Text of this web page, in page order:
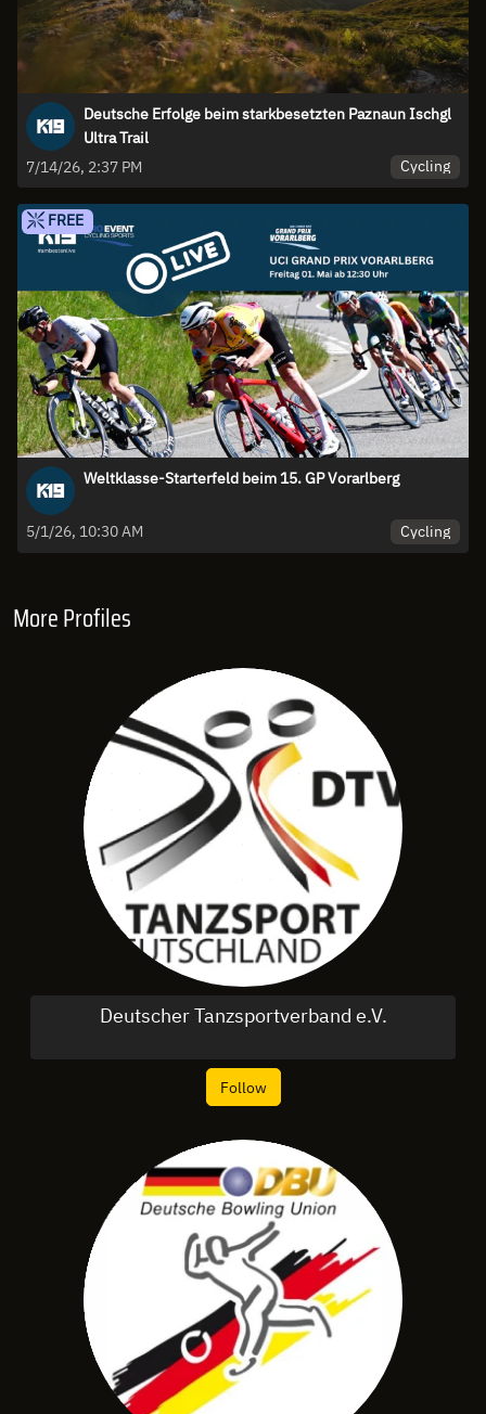
Deutsche Erfolge beim starkbesetzten Paznaun Ischgl
Ultra Trail
7/14/26, 2:37 PM
Cycling
FREE
Weltklasse-Starterfeld beim 15. GP Vorarlberg
5/1/26, 10:30 AM Cycling
More Profiles
Deutscher Tanzsportverband e.V.
Follow